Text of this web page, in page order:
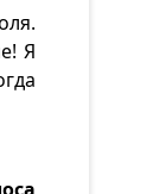
Я